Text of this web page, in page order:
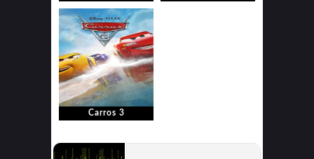
Carros 3